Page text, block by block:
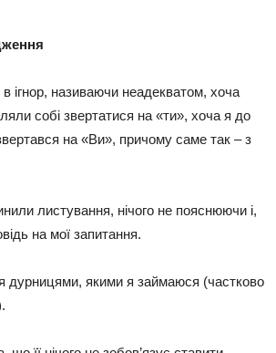
ігнор, називаючи неадекватом, хоча
собі звертатися на «ти», хоча я до
на «Ви», причому саме так – з
листування, нічого не пояснюючи і,
на мої запитання.
дурницями, якими я займаюся (частково